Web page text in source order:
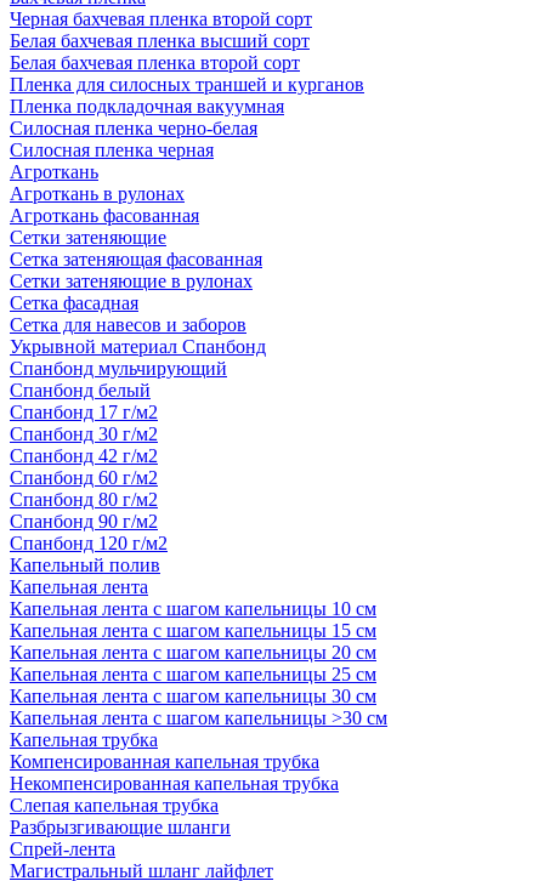
Черная бахчевая пленка второй сорт
Белая бахчевая пленка высший сорт
Белая бахчевая пленка второй сорт
Пленка для силосных траншей и курганов
Пленка подкладочная вакуумная
Силосная пленка черно-белая
Силосная пленка черная
Агроткань
Агроткань в рулонах
Агроткань фасованная
Сетки затеняющие
Сетка затеняющая фасованная
Сетки затеняющие в рулонах
Сетка фасадная
Сетка для навесов и заборов
Укрывной материал Спанбонд
Спанбонд мульчирующий
Спанбонд белый
Спанбонд 17 г/м2
Спанбонд 30 г/м2
Спанбонд 42 г/м2
Спанбонд 60 г/м2
Спанбонд 80 г/м2
Спанбонд 90 г/м2
Спанбонд 120 г/м2
Капельный полив
Капельная лента
Капельная лента с шагом капельницы 10 см
Капельная лента с шагом капельницы 15 см
Капельная лента с шагом капельницы 20 см
Капельная лента с шагом капельницы 25 см
Капельная лента с шагом капельницы 30 см
Капельная лента с шагом капельницы >30 см
Капельная трубка
Компенсированная капельная трубка
Некомпенсированная капельная трубка
Слепая капельная трубка
Разбрызгивающие шланги
Спрей-лента
Магистральный шланг лайфлет